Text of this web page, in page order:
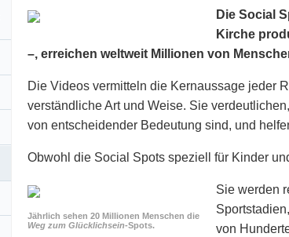
Die Social
Kirche
–, erreichen weltweit Millionen von
Die Videos vermitteln die Kernaussage jeder
verständliche Art und Weise. Sie
von entscheidender Bedeutung sind, und
Obwohl die Social Spots speziell für Kinder
Jährlich sehen 20 Millionen Menschen die
Weg zum Glücklichsein-Spots.
Sie werden
von